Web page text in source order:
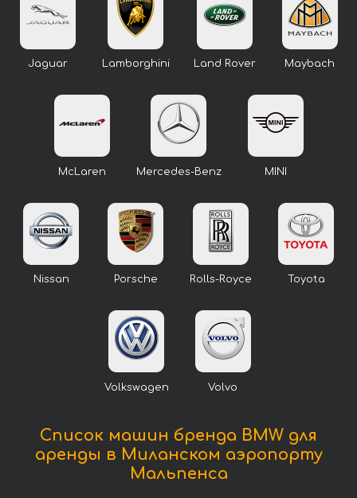
Jaguar Lamborghini Land Rover Maybach
McLaren Mercedes-Benz MINI
Nissan Porsche Rolls-Royce Toyota
Volkswagen Volvo
Список машин бренда BMW для
аренды в Миланском аэропорту
Мальпенса